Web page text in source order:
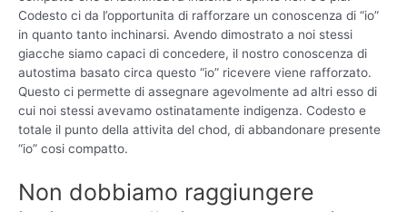
Codesto ci da l’opportunita di rafforzare un conoscenza di “io”
in quanto tanto inchinarsi. Avendo dimostrato a noi stessi
giacche siamo capaci di concedere, il nostro conoscenza di
autostima basato circa questo “io” ricevere viene rafforzato.
Questo ci permette di assegnare agevolmente ad altri esso di
cui noi stessi avevamo ostinatamente indigenza. Codesto e
totale il punto della attivita del chod, di abbandonare presente
“io” cosi compatto.
Non dobbiamo raggiungere